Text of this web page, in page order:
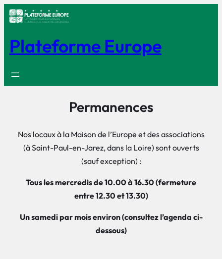
Plateforme Europe
Permanences
Nos locaux à la Maison de l’Europe et des associations
(à Saint-Paul-en-Jarez, dans la Loire) sont ouverts
(sauf exception) :
Tous les mercredis de 10.00 à 16.30 (fermeture
entre 12.30 et 13.30)
Un samedi par mois environ (consultez l’agenda ci-
dessous)